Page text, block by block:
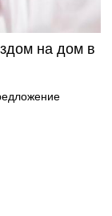
на дом в